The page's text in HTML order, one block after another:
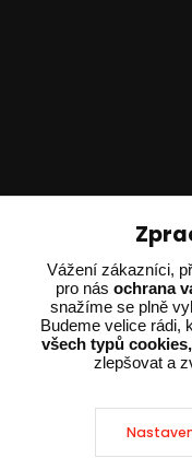
Ing. Adam
+420 602
(Po-Pá 8:00
2025 © Dvorak-
Vážení zákazníci,
pro nás ochrana
snažíme se plně
Budeme velice rádi,
všech typů cookies,
zlepšovat a